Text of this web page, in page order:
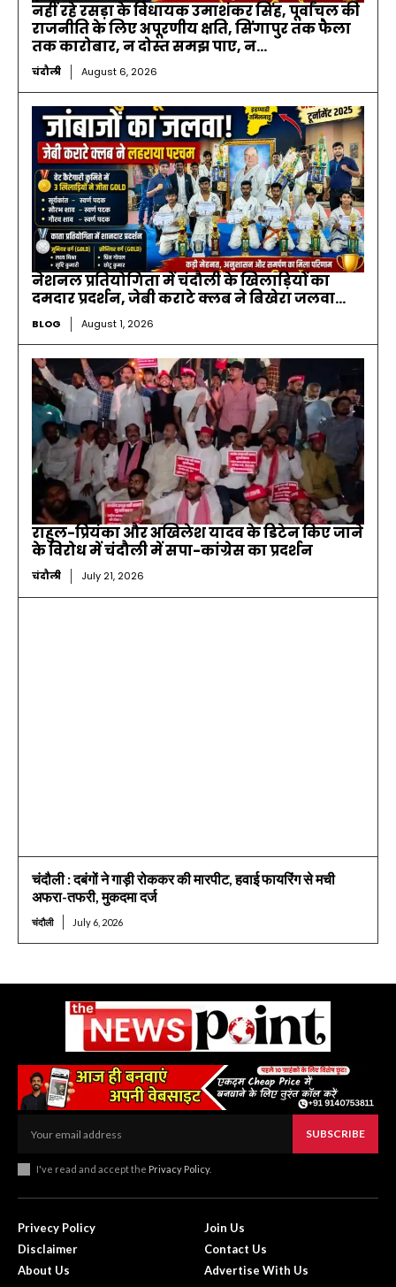
नहीं रहे रसड़ा के विधायक उमाशंकर सिंह, पूर्वांचल की
राजनीति के लिए अपूरणीय क्षति, सिंगापुर तक फैला
तक कारोबार, न दोस्त समझ पाए, न...
चंदौली August 6, 2026
नेशनल प्रतियोगिता में चंदौली के खिलाड़ियों का
दमदार प्रदर्शन, जेबी कराटे क्लब ने बिखेरा जलवा…
BLOG August 1, 2026
राहुल-प्रियंका और अखिलेश यादव के डिटेन किए जाने
के विरोध में चंदौली में सपा-कांग्रेस का प्रदर्शन
चंदौली July 21, 2026
चंदौली : दबंगों ने गाड़ी रोककर की मारपीट, हवाई फायरिंग से मची
अफरा-तफरी, मुकदमा दर्ज
चंदौली July 6, 2026
SUBSCRIBE
I've read and accept the Privacy Policy.
Privecy Policy
Disclaimer
About Us
Join Us
Contact Us
Advertise With Us